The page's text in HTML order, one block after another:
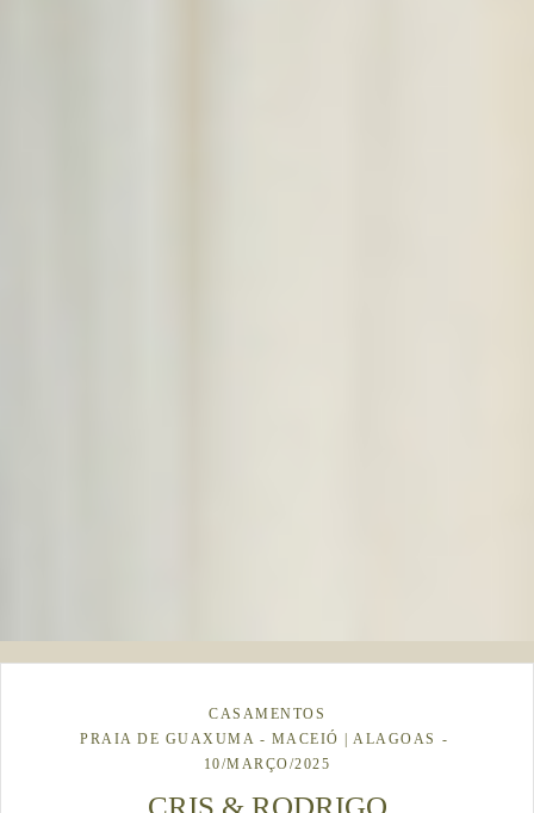
CASAMENTOS
PRAIA DE GUAXUMA - MACEIÓ | ALAGOAS
10/MARÇO/2025